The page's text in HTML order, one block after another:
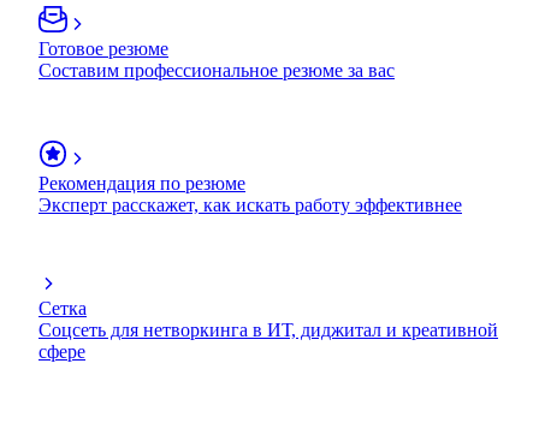
Готовое резюме
Составим профессиональное резюме за вас
Рекомендация по резюме
Эксперт расскажет, как искать работу эффективнее
Сетка
Соцсеть для нетворкинга в ИТ, диджитал и креативной
сфере